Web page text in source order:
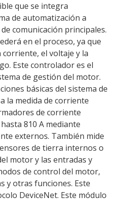
que se integra
de automatización a
comunicación principales.
en el proceso, ya que
el voltaje y la
Este controlador es el
de gestión del motor.
básicas del sistema de
la medida de corriente
de corriente
810 A mediante
externos. También mide
de tierra internos o
motor y las entradas y
de control del motor,
y otras funciones. Este
DeviceNet. Este módulo